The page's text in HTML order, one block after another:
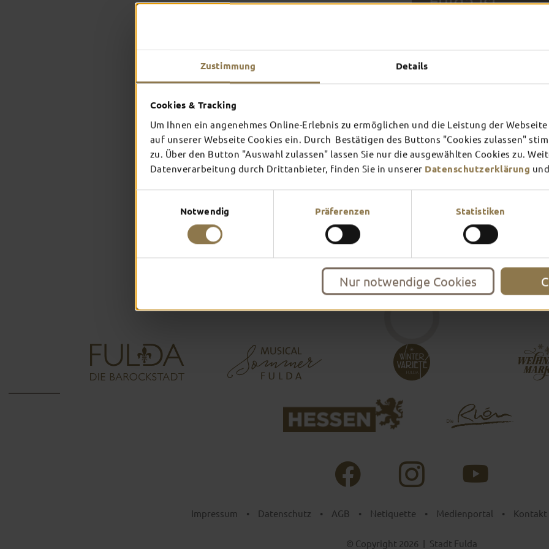
Zustimmung Details
Cookies & Tracking
Um Ihnen ein angenehmes Online-Erlebnis zu ermöglichen und die Leistung der
auf unserer Webseite Cookies ein. Durch Bestätigen des Buttons "Cookies zulassen"
zu. Über den Button "Auswahl zulassen" lassen Sie nur die ausgewählten Cookies zu.
Datenverarbeitung durch Drittanbieter, finden Sie in unserer Datenschutzerklärung
Notwendig Präferenzen Statistiken
Nur notwendige Cookies
THEATER
Mehr erfahren Mehr
FULDA AN
Inspiration ansehen
Verschaffe dir hier einen
am meisten Lust?
Impressum • Datenschutz • AGB • Netiquette • Medienportal • Kontakt
© Copyright 2026 | Stadt Fulda